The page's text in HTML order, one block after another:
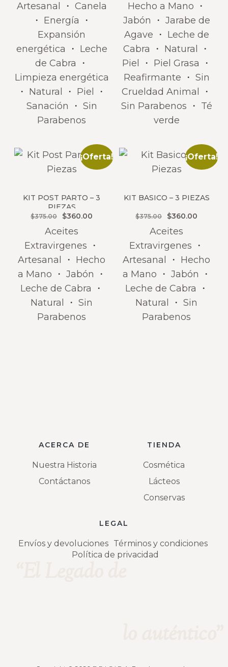
Artesanal
・ Canela
・ Energía ・
Expansión
energética ・ Leche
de Cabra ・
Limpieza energética
・ Natural ・ Piel
・
Sanación ・ Sin
Parabenos
Hecho a Mano ・
Jabón ・ Jarabe de
Agave ・ Leche de
Cabra ・ Natural
・
Piel
・ Piel Grasa ・
Reafirmante ・ Sin
Crueldad Animal
・
Sin Parabenos ・ Té
verde
¡Oferta!
KIT POST PARTO – 3
PIEZAS
$375.00 $360.00
Aceites
Extravirgenes ・
Artesanal
・ Hecho
a Mano ・ Jabón ・
Leche de Cabra ・
Natural
・ Sin
Parabenos
¡Oferta!
KIT BASICO – 3 PIEZAS
$375.00 $360.00
Aceites
Extravirgenes ・
Artesanal
・ Hecho
a Mano ・ Jabón ・
Leche de Cabra ・
Natural
・ Sin
Parabenos
ACERCA DE
Nuestra Historia
Contáctanos
TIENDA
Cosmética
Lácteos
Conservas
LEGAL
Envíos y devoluciones
Términos y condiciones
Política de privacidad